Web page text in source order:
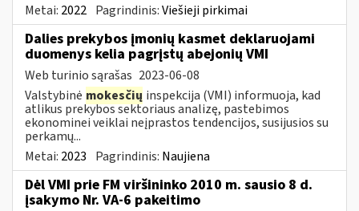
Metai: 2022 Pagrindinis:Viešieji pirkimai
Dalies prekybos įmonių kasmet deklaruojami
duomenys kelia pagrįstų abejonių VMI
Web turinio sąrašas 2023-06-08
Valstybinė mokesčių inspekcija (VMI) informuoja, kad
atlikus prekybos sektoriaus analizę, pastebimos
ekonominei veiklai neįprastos tendencijos, susijusios su
perkamų...
Metai: 2023 Pagrindinis: Naujiena
Dėl VMI prie FM viršininko 2010 m. sausio 8 d.
įsakymo Nr. VA-6 pakeitimo